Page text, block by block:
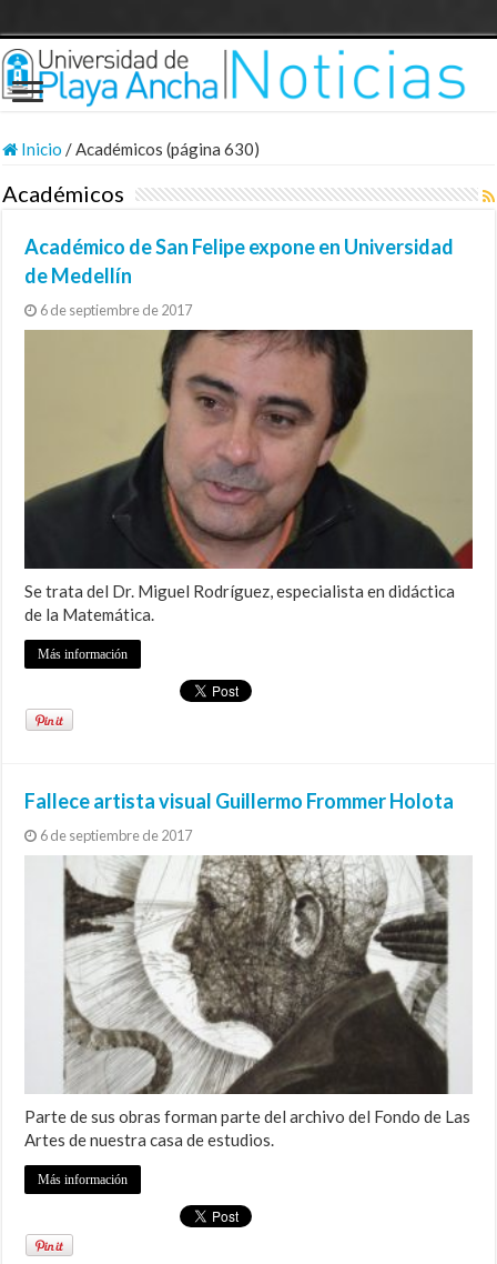
Inicio /Académicos (página 630)
Académicos
Académico de San Felipe expone en Universidad
de Medellín
6 de septiembre de 2017
Se trata del Dr. Miguel Rodríguez, especialista en didáctica
de la Matemática.
Más información
Fallece artista visual Guillermo Frommer Holota
6 de septiembre de 2017
Parte de sus obras forman parte del archivo del Fondo de Las
Artes de nuestra casa de estudios.
Más información